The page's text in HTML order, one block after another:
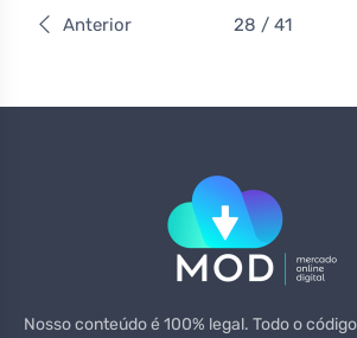
Anterior 28 / 41
Nosso conteúdo é 100% legal. Todo o